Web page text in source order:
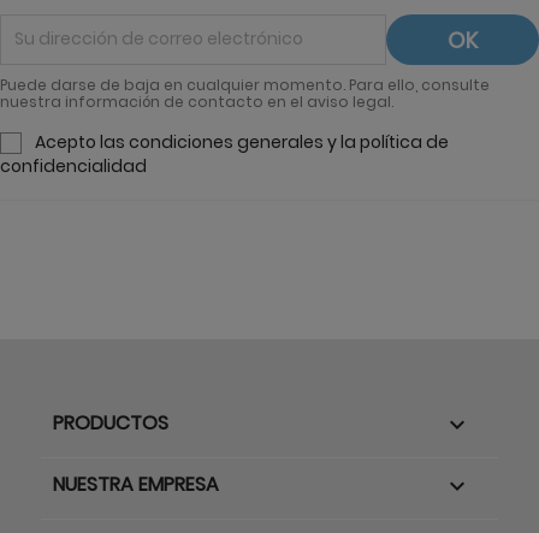
especiales para hostelería. Contacta con nosotros. Te
esperamos.
Puede darse de baja en cualquier momento. Para ello, consulte
nuestra información de contacto en el aviso legal.
Acepto las condiciones generales y la política de
confidencialidad
PRODUCTOS 
NUESTRA EMPRESA 